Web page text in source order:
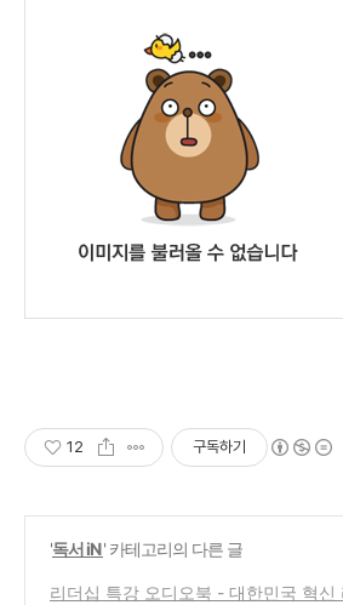
12 구독하기
'독서 iN' 카테고리의 다른 글
리더십 특강 오디오북 - 대한민국 혁신